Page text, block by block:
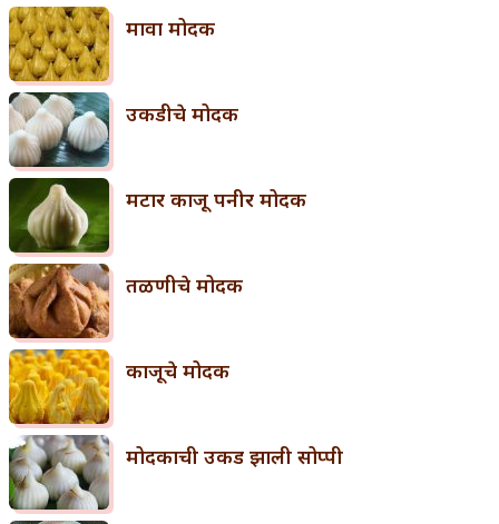
मावा मोदक
उकडीचे मोदक
मटार काजू पनीर मोदक
तळणीचे मोदक
काजूचे मोदक
मोदकाची उकड झाली सोप्पी